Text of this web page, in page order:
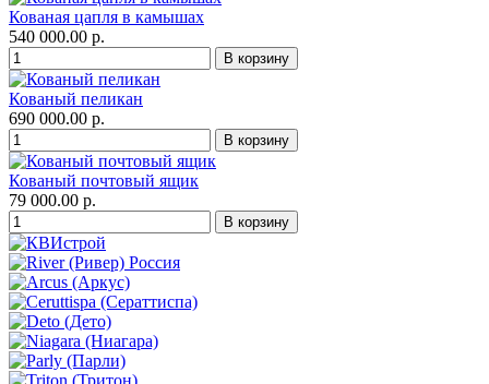
Кованая цапля в камышах
540 000.00 р.
Кованый пеликан
690 000.00 р.
Кованый почтовый ящик
79 000.00 р.